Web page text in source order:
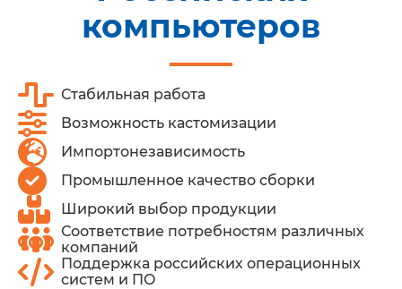
компьютеров
Стабильная работа
Возможность кастомизации
Импортонезависимость
Промышленное качество сборки
Широкий выбор продукции
Соответствие потребностям различных
компаний
Поддержка российских операционных
систем и ПО